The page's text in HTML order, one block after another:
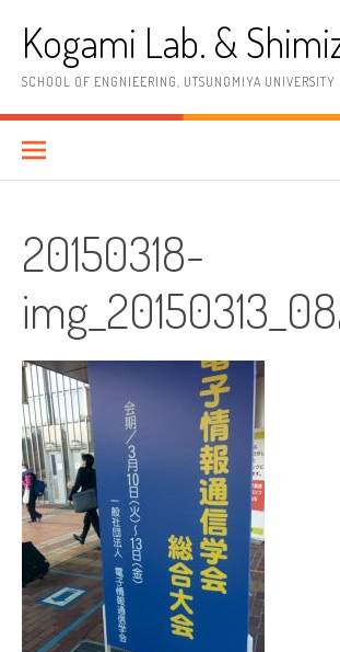
へ
ッ
Kogami Lab. &
SCHOOL OF ENGNIEERING, UTSUNOMIYA UNIVERSITY
20150318-